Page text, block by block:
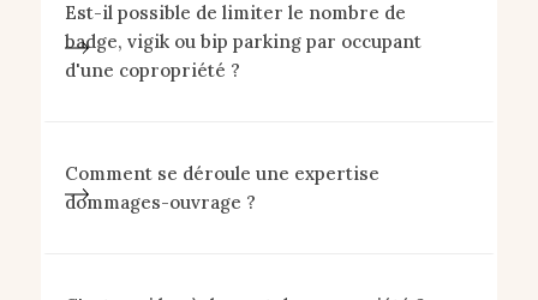
Est-il possible de limiter le nombre de
badge, vigik ou bip parking par occupant
d'une copropriété ?
Comment se déroule une expertise
dommages-ouvrage ?